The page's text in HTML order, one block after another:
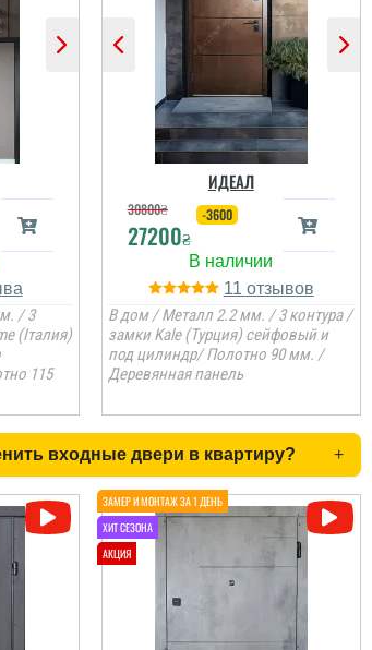
/ 3
(Італия)
115
ИДЕАЛ
30800₴
27200₴
-3600
11
В дом / Металл 2.2 мм. / 3 контура /
замки Kale (Турция) сейфовый и
под цилиндр/ Полотно 90 мм. /
Деревянная панель
входные двери в квартиру? +